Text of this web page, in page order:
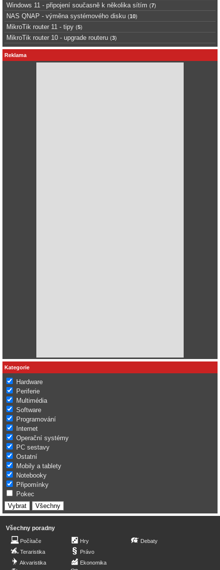
Windows 11 - připojení současně k několika sítím (7)
NAS QNAP - výměna systémového disku (10)
MikroTik router 11 - tipy (5)
MikroTik router 10 - upgrade routeru (3)
Reklama
Kategorie
Hardware
Periferie
Multimédia
Software
Programování
Internet
Operační systémy
PC sestavy
Ostatní
Mobily a tablety
Notebooky
Připomínky
Pokec
Všechny poradny
Počítače
Teraristika
Akvaristika
Hry
Právo
Ekonomika
Debaty